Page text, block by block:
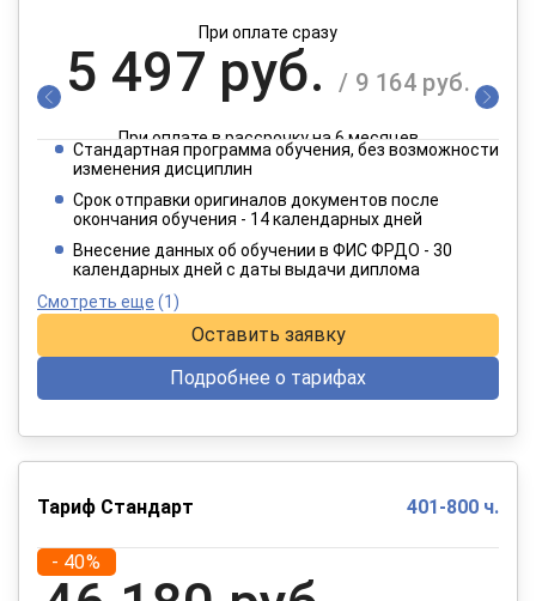
При оплате сразу
5 497 руб. / 9 164 руб.
При оплате в рассрочку на 6 месяцев
2 749 руб.
При оплате в рассрочку на 12 месяцев
Стандартная программа обучения, без возможности
изменения дисциплин
Срок отправки оригиналов документов после
окончания обучения - 14 календарных дней
Внесение данных об обучении в ФИС ФРДО - 30
календарных дней с даты выдачи диплома
Смотреть еще (1)
Оставить заявку
Подробнее о тарифах
Тариф Стандарт 401-800 ч.
- 40%